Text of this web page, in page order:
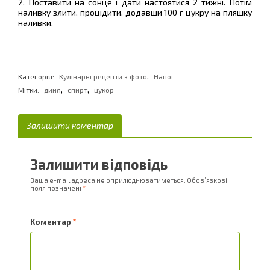
2. Поставити на сонце і дати настоятися 2 тижні. Потім
наливку злити, процідити, додавши 100 г цукру на пляшку
наливки.
Категорія: Кулінарні рецепти з фото,
Напої
Мітки:
диня, спирт, цукор
Залишити коментар
Залишити відповідь
Ваша e-mail адреса не оприлюднюватиметься. Обов’язкові
поля позначені *
Коментар *